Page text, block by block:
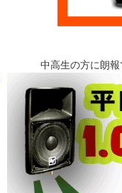
中高生の方に朗